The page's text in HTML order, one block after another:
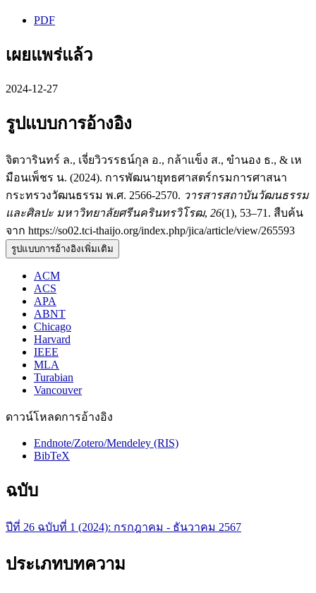
PDF
เผยแพร่แล้ว
2024-12-27
รูปแบบการอ้างอิง
จิตวารินทร์ ล., เจี่ยวิวรรธน์กุล อ., กล้าแข็ง ส., ขำนอง ธ., & เห
มือนเพ็ชร น. (2024). การพัฒนายุทธศาสตร์กรมการศาสนา
กระทรวงวัฒนธรรม พ.ศ. 2566-2570. วารสารสถาบันวัฒนธรรม
และศิลปะ มหาวิทยาลัยศรีนครินทรวิโรฒ, 26(1), 53–71. สืบค้น
จาก https://so02.tci-thaijo.org/index.php/jica/article/view/265593
รูปแบบการอ้างอิงเพิ่มเติม
ACM
ACS
APA
ABNT
Chicago
Harvard
IEEE
MLA
Turabian
Vancouver
ดาวน์โหลดการอ้างอิง
Endnote/Zotero/Mendeley (RIS)
BibTeX
ฉบับ
ปีที่ 26 ฉบับที่ 1 (2024): กรกฎาคม - ธันวาคม 2567
ประเภทบทความ